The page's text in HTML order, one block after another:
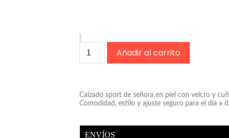
Añadir al carrito
Calzado sport de señora en piel con velcro y
Comodidad, estilo y ajuste seguro para el día a
ENVÍOS